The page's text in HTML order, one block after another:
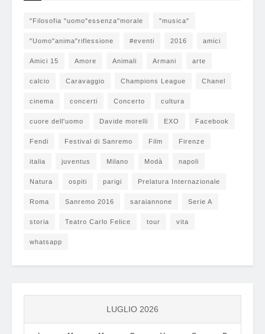
"Filosofia "uomo"essenza"morale "musica"
"Uomo"anima"riflessione #eventi 2016 amici
Amici 15 Amore Animali Armani arte
calcio Caravaggio Champions League Chanel
cinema concerti Concerto cultura
cuore dell'uomo Davide morelli EXO Facebook
Fendi Festival di Sanremo Film Firenze
italia juventus Milano Modà napoli
Natura ospiti parigi Prelatura Internazionale
Roma Sanremo 2016 saraiannone Serie A
storia Teatro Carlo Felice tour vita
whatsapp
LUGLIO 2026